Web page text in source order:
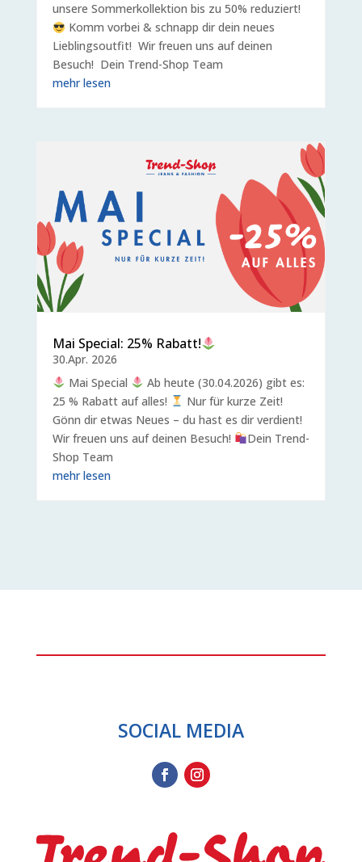
unsere Sommerkollektion bis zu 50% reduziert!
Komm vorbei & schnapp dir dein neues
Lieblingsoutfit! Wir freuen uns auf deinen
Besuch! Dein Trend-Shop Team
mehr lesen
Mai Special: 25% Rabatt!
30.Apr. 2026
Mai Special
Ab heute (30.04.2026) gibt es:
25 % Rabatt auf alles!
Nur für kurze Zeit!
Gönn dir etwas Neues – du hast es dir verdient!
Wir freuen uns auf deinen Besuch!
Dein Trend-
Shop Team
mehr lesen
SOCIAL MEDIA